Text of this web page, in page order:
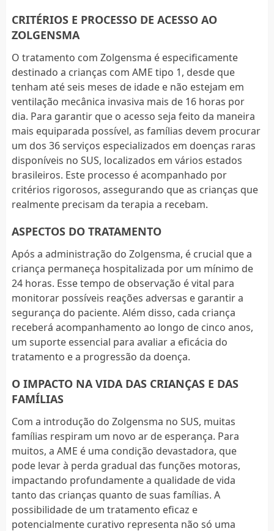
CRITÉRIOS E PROCESSO DE ACESSO AO
ZOLGENSMA
O tratamento com Zolgensma é especificamente
destinado a crianças com AME tipo 1, desde que
tenham até seis meses de idade e não estejam em
ventilação mecânica invasiva mais de 16 horas por
dia. Para garantir que o acesso seja feito da maneira
mais equiparada possível, as famílias devem procurar
um dos 36 serviços especializados em doenças raras
disponíveis no SUS, localizados em vários estados
brasileiros. Este processo é acompanhado por
critérios rigorosos, assegurando que as crianças que
realmente precisam da terapia a recebam.
ASPECTOS DO TRATAMENTO
Após a administração do Zolgensma, é crucial que a
criança permaneça hospitalizada por um mínimo de
24 horas. Esse tempo de observação é vital para
monitorar possíveis reações adversas e garantir a
segurança do paciente. Além disso, cada criança
receberá acompanhamento ao longo de cinco anos,
um suporte essencial para avaliar a eficácia do
tratamento e a progressão da doença.
O IMPACTO NA VIDA DAS CRIANÇAS E DAS
FAMÍLIAS
Com a introdução do Zolgensma no SUS, muitas
famílias respiram um novo ar de esperança. Para
muitos, a AME é uma condição devastadora, que
pode levar à perda gradual das funções motoras,
impactando profundamente a qualidade de vida
tanto das crianças quanto de suas famílias. A
possibilidade de um tratamento eficaz e
potencialmente curativo representa não só uma